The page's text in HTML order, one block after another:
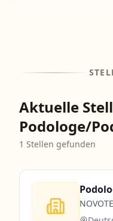
Aktuelle
Podologe/
1 Stellen gefunden